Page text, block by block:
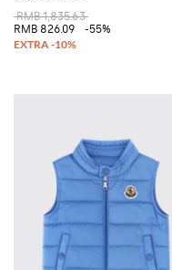
RMB 1,835.63
RMB 826.09
-55%